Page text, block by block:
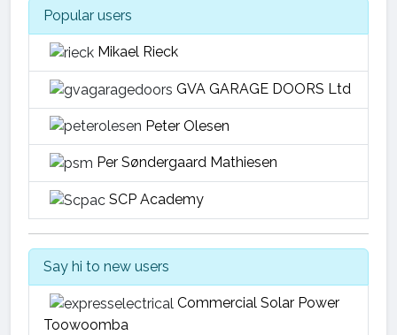
Popular users
Mikael Rieck
GVA GARAGE DOORS Ltd
Peter Olesen
Per Søndergaard Mathiesen
SCP Academy
Say hi to new users
Commercial Solar Power
Toowoomba